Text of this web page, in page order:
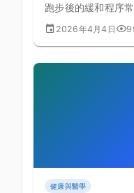
跑步後的緩和程序
防傷害、加速恢復
2026年4月4日
健康與醫學